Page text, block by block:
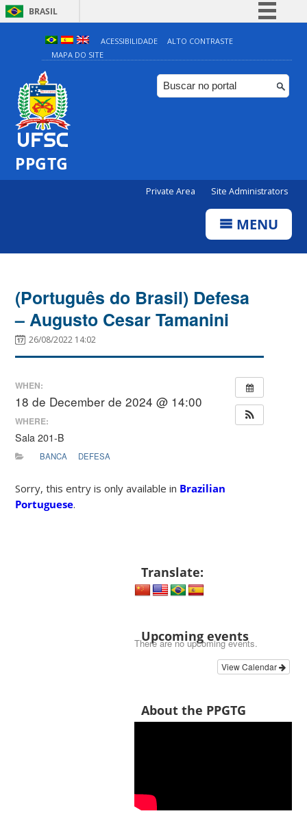
BRASIL
Simplifique!
Comunica BR
Participe
ACESSIBILIDADE
ALTO CONTRASTE
MAPA DO SITE
PPGTG
Private Area Site Administrators
MENU
(Português do Brasil) Defesa
– Augusto Cesar Tamanini
26/08/2022 14:02
WHEN:
18 de December de 2024 @ 14:00
WHERE:
Sala 201-B
BANCA DEFESA
Sorry, this entry is only available in Brazilian
Portuguese.
Translate:
Upcoming events
There are no upcoming events.
View Calendar
About the PPGTG